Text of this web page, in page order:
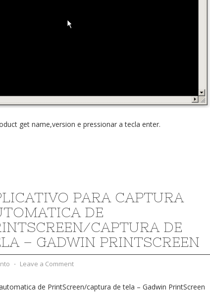
get name,version e pressionar a tecla enter.
PARA CAPTURA
DE
CAPTURA DE
– GADWIN PRINTSCREEN
⋅ Leave a Comment
de PrintScreen/captura de tela – Gadwin PrintScreen